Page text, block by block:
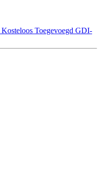
Kosteloos Toegevoegd GDI-